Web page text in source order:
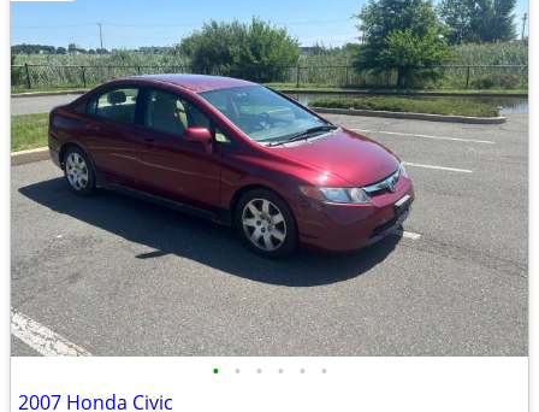
• • • • • •
2007 Honda Civic